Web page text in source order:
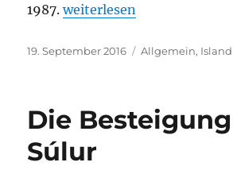
1987.„Akureyri – die Hauptstadt
weiterlesen
Veröffentlicht
19. September 2016 Kategorien
Allgemein, Island
Die
Súlur